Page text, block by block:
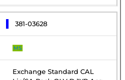
381-03628
MS
Exchange Standard CAL